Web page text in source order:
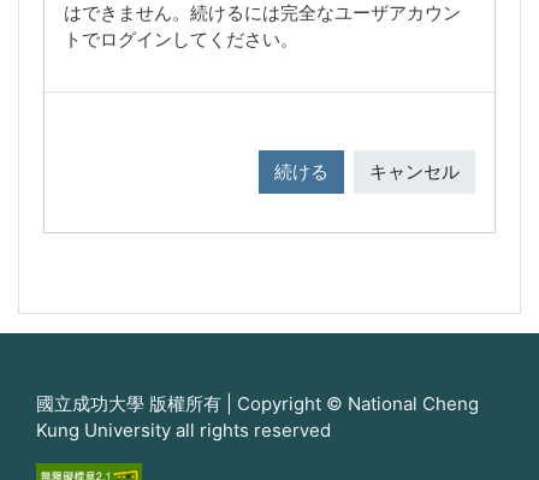
はできません。続けるには完全なユーザアカウン
トでログインしてください。
続ける キャンセル
國立成功大學 版權所有 | Copyright © National Cheng
Kung University all rights reserved